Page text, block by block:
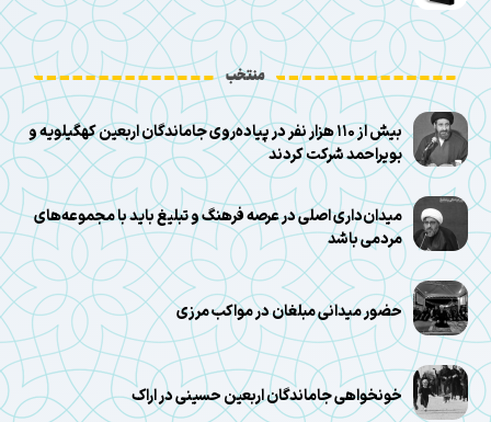
منتخب
بیش از ۱۱۰ هزار نفر در پیاده‌روی جاماندگان اربعین کهگیلویه و
بویراحمد شرکت کردند
میدان‌داری اصلی در عرصه فرهنگ و تبلیغ باید با مجموعه‌های
مردمی باشد
حضور میدانی مبلغان در مواکب مرزی
خونخواهی جاماندگان اربعین حسینی در اراک